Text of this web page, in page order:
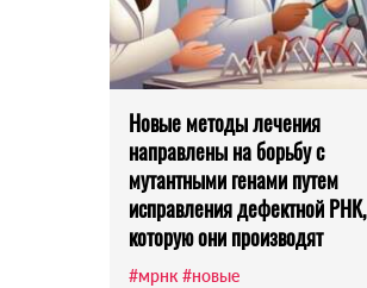
Новые методы лечения
направлены на борьбу с
мутантными генами путем
исправления дефектной РНК,
которую они производят
#мрнк #новые